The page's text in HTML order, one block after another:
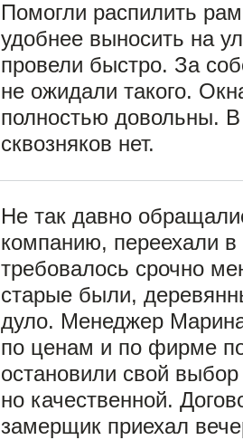
Помогли распилить
удобнее выносить на
провели быстро. За
не ожидали такого.
полностью довольны. В
сквозняков нет.
Не так давно
компанию, переехали в
требовалось срочно
старые были,
дуло. Менеджер
по ценам и по фирме
остановили свой
но качественной.
замерщик приехал